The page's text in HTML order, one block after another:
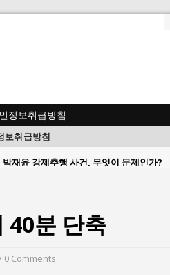
정보취급방침
보취급방침
박재윤 강제추행 사건, 무엇이 문제인가?
청향우회중앙회 총재 취임 논란 확산
공약은 ‘빛 좋은 개살구’인가?
장 선출은 ‘위법’이다”
40분 단축
0 Comments